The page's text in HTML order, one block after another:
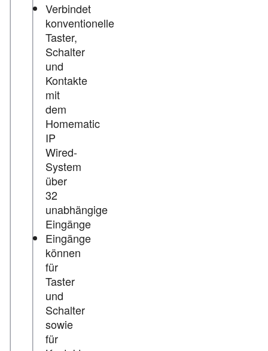
Verbindet
konventionelle
Taster,
Schalter
und
Kontakte
mit
dem
Homematic
IP
Wired-
System
über
32
unabhängige
Eingänge
Eingänge
können
für
Taster
und
Schalter
sowie
für